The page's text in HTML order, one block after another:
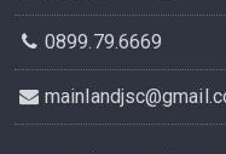
0899.79.6669